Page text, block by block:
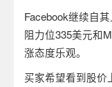
Facebook继续自
阻力位335美元和
涨态度乐观。
买家希望看到股价